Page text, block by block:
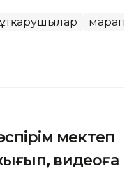
мектеп
видеоға